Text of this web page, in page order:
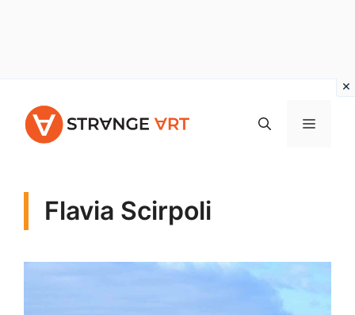
contenuto
MENU
Flavia Scirpoli